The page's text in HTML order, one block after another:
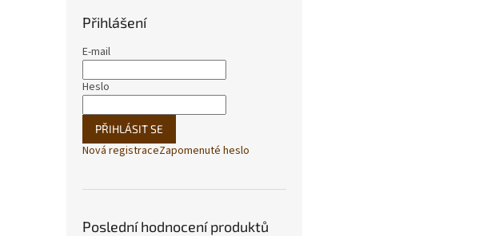
Přihlášení
E-mail
Heslo
PŘIHLÁSIT SE
Nová registraceZapomenuté heslo
Poslední hodnocení produktů